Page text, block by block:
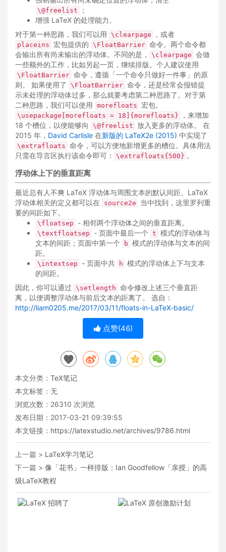
\@freelist
；
增强 LaTeX 的处理能力。
对于第一种思路，我们可以用 \clearpage ，或者
placeins 宏包提供的 \FloatBarrier 命令。两个命令都
会输出所有尚未输出的浮动体。不同的是，
\clearpage 会做
一些额外的工作，比如另起一页，继续排版。个人建议使用
\FloatBarrier 命令，遵循「一个命令只做好一件事」的原
则。 如果使用了
\FloatBarrier 命令，还是经常会报错提
示未处理的浮动体过多，那么就要考虑第二种思路了。对于第
二种思路，我们可以使用 morefloats 宏包。
\usepackage[morefloats = 18]{morefloats}
，来增加
18 个槽位，以便能够向
\@freelist
放入更多的浮动体。 在
2015 年， David Carlisle 在新版的 LaTeX2e (2015) 中实现了
\extrafloats 命令，可以方便地新增更多的槽位。具体用法
只需在导言区执行该命令即可：
\extrafloats{500} 。
浮动体上下的垂直距离
最近总有人不爽 LaTeX 浮动体与周围文本的默认间距。LaTeX
浮动体相关的定义都可以在 source2e
当中找到，这里罗列重
要的间距如下。
\floatsep - 相邻两个浮动体之间的垂直距离。
\textfloatsep - 页面中最后一个 t 模式的浮动体与
文本的间距；页面中第一个
b 模式的浮动体与文本的间
距。
\intextsep - 页面中共 h 模式的浮动体上下与文本
的间距。
因此，你可以通过 \setlength 命令修改上述三个垂直距
离，以便调整浮动体与前后文本的距离了。 选自：
http://liam0205.me/2017/03/11/floats-in-LaTeX-basic/
点赞(46)
本文分类： TeX笔记
本文标签：无
浏览次数： 26310 次浏览
发布日期：2017-03-21 09:39:55
本文链接： https://latexstudio.net/archives/9786.html
上一篇 > LaTeX学习笔记
下一篇 > 像「花书」一样排版：Ian Goodfellow「亲授」的高
级LaTeX教程